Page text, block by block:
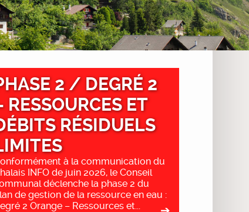
2 / DEGRÉ 2
RESSOURCES ET
RÉSIDUELS
à la communication du
INFO de juin 2026, le Conseil
déclenche la phase 2 du
de gestion de la ressource en eau :
2 Orange – Ressources et...